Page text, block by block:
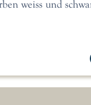
weiss und